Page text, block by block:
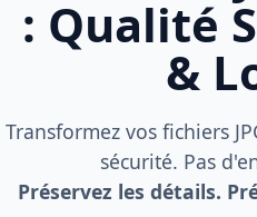
: Qualité
&
Transformez vos fichiers
sécurité. Pas
Préservez les détails.